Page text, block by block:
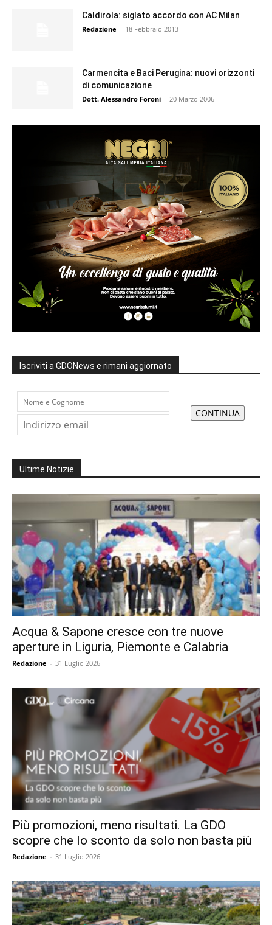
Caldirola: siglato accordo con AC Milan
Redazione - 18 Febbraio 2013
Carmencita e Baci Perugina: nuovi orizzonti
di comunicazione
Dott. Alessandro Foroni - 20 Marzo 2006
Iscriviti a GDONews e rimani aggiornato
Ultime Notizie
Acqua & Sapone cresce con tre nuove
aperture in Liguria, Piemonte e Calabria
Redazione - 31 Luglio 2026
Più promozioni, meno risultati. La GDO
scopre che lo sconto da solo non basta più
Redazione - 31 Luglio 2026